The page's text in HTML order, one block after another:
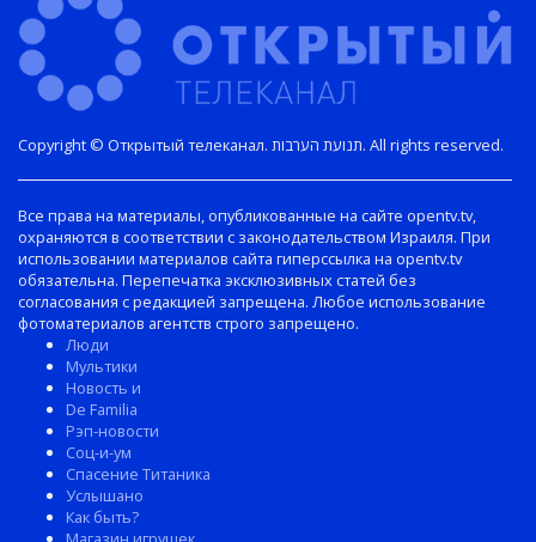
Copyright © Открытый телеканал. תנועת הערבות. All rights reserved.
Все права на материалы, опубликованные на сайте opentv.tv,
охраняются в соответствии с законодательством Израиля. При
использовании материалов сайта гиперссылка на opentv.tv
обязательна. Перепечатка эксклюзивных статей без
согласования с редакцией запрещена. Любое использование
фотоматериалов агентств строго запрещено.
Люди
Мультики
Новость и
De Familia
Рэп-новости
Соц-и-ум
Спасение Титаника
Услышано
Как быть?